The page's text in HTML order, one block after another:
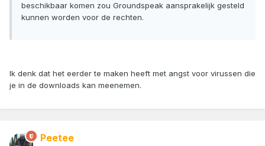
beschikbaar komen zou Groundspeak aansprakelijk gesteld
kunnen worden voor de rechten.
Ik denk dat het eerder te maken heeft met angst voor virussen die
je in de downloads kan meenemen.
Peetee